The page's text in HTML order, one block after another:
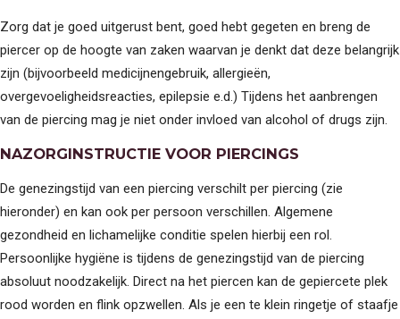
Zorg dat je goed uitgerust bent, goed hebt gegeten en breng de
piercer op de hoogte van zaken waarvan je denkt dat deze belangrijk
zijn (bijvoorbeeld medicijnengebruik, allergieën,
overgevoeligheidsreacties, epilepsie e.d.) Tijdens het aanbrengen
van de piercing mag je niet onder invloed van alcohol of drugs zijn.
NAZORGINSTRUCTIE VOOR PIERCINGS
De genezingstijd van een piercing verschilt per piercing (zie
hieronder) en kan ook per persoon verschillen. Algemene
gezondheid en lichamelijke conditie spelen hierbij een rol.
Persoonlijke hygiëne is tijdens de genezingstijd van de piercing
absoluut noodzakelijk. Direct na het piercen kan de gepiercete plek
rood worden en flink opzwellen. Als je een te klein ringetje of staafje